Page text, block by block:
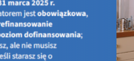
o trwających pracach
do WFOŚiGW na realizację
przerwy w przekazywaniu środków na